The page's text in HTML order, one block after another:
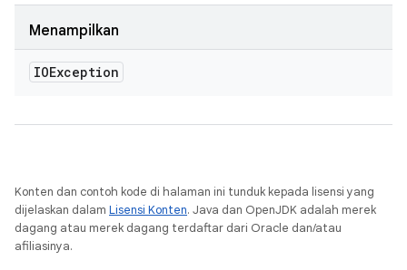
Menampilkan
IOException
Konten dan contoh kode di halaman ini tunduk kepada lisensi yang
dijelaskan dalam Lisensi Konten. Java dan OpenJDK adalah merek
dagang atau merek dagang terdaftar dari Oracle dan/atau
afiliasinya.